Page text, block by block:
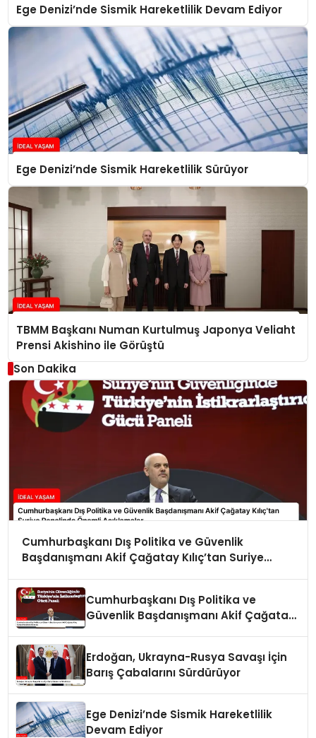
Ege Denizi’nde Sismik Hareketlilik Devam Ediyor
Ege Denizi’nde Sismik Hareketlilik Sürüyor
TBMM Başkanı Numan Kurtulmuş Japonya Veliaht
Prensi Akishino ile Görüştü
Son Dakika
Cumhurbaşkanı Dış Politika ve Güvenlik
Başdanışmanı Akif Çağatay Kılıç’tan Suriye
Cumhurbaşkanı Dış Politika ve
Güvenlik Başdanışmanı Akif Çağatay
Erdoğan, Ukrayna-Rusya Savaşı İçin
Barış Çabalarını Sürdürüyor
Ege Denizi’nde Sismik Hareketlilik
Devam Ediyor